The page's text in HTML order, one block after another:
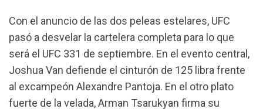
Con el anuncio de las dos peleas estelares, UFC
pasó a desvelar la cartelera completa para lo que
será el UFC 331 de septiembre. En el evento central,
Joshua Van defiende el cinturón de 125 libra frente
al excampeón Alexandre Pantoja. En el otro plato
fuerte de la velada, Arman Tsarukyan firma su